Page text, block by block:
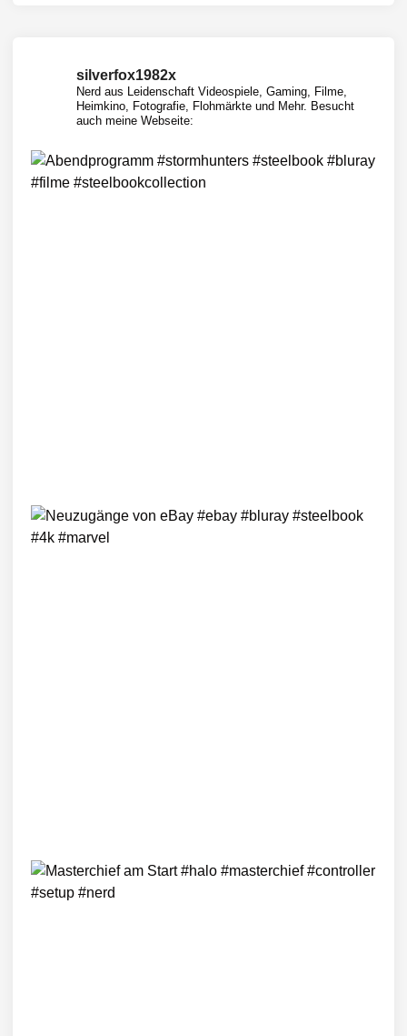
silverfox1982x
Nerd aus Leidenschaft Videospiele, Gaming, Filme,
Heimkino, Fotografie, Flohmärkte und Mehr. Besucht
auch meine Webseite: